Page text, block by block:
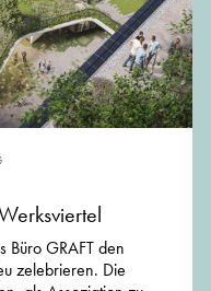
Büro GRAFT den
zelebrieren. Die